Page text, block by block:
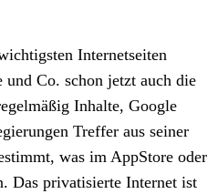
Internetseiten
Co. schon jetzt auch die
Inhalte, Google
Treffer aus seiner
was im AppStore oder
Das privatisierte Internet ist